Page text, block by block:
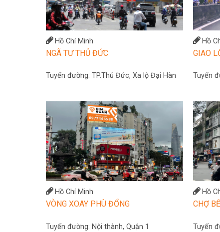
Hồ Chí Minh
NGÃ TƯ THỦ ĐỨC
Tuyến đường: TP.Thủ Đức, Xa lộ Đại Hàn
Hồ
GIAO
Tuyến
Hồ Chí Minh
VÒNG XOAY PHÙ ĐỔNG
Tuyến đường: Nội thành, Quận 1
Hồ
CHỢ
Tuyến